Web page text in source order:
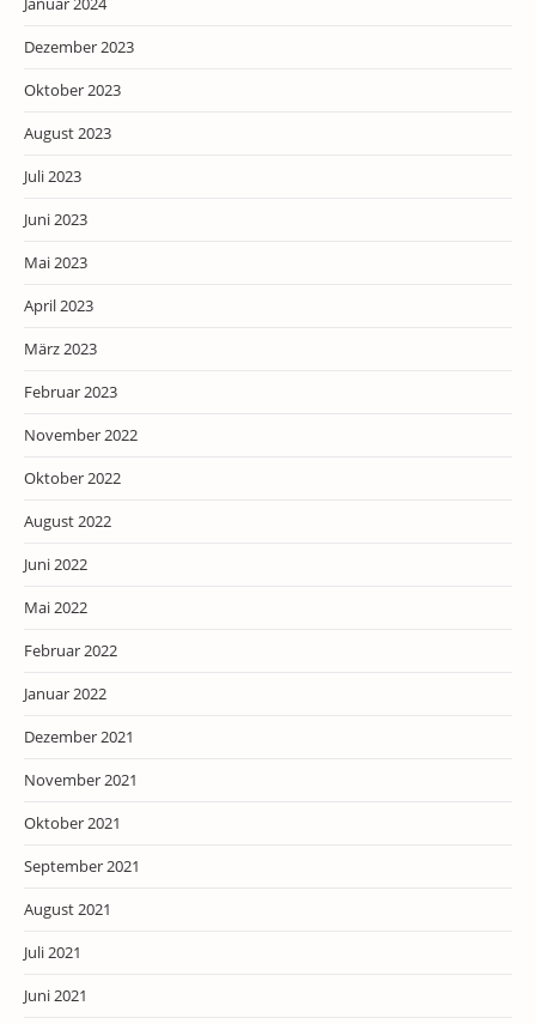
Dezember 2023
Oktober 2023
August 2023
Juli 2023
Juni 2023
Mai 2023
April 2023
März 2023
Februar 2023
November 2022
Oktober 2022
August 2022
Juni 2022
Mai 2022
Februar 2022
Januar 2022
Dezember 2021
November 2021
Oktober 2021
September 2021
August 2021
Juli 2021
Juni 2021